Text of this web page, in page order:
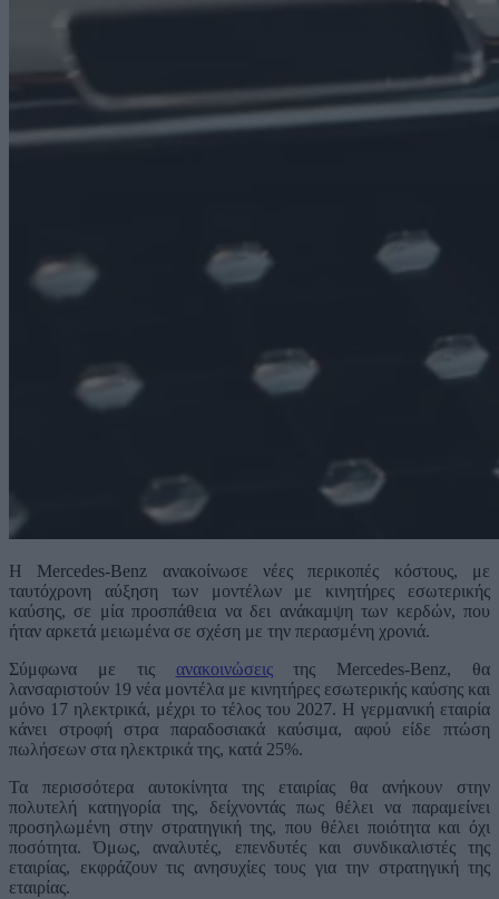
Η Mercedes-Benz ανακοίνωσε νέες περικοπές κόστους, με
ταυτόχρονη αύξηση των μοντέλων με κινητήρες εσωτερικής
καύσης, σε μία προσπάθεια να δει ανάκαμψη των κερδών, που
ήταν αρκετά μειωμένα σε σχέση με την περασμένη χρονιά.
Σύμφωνα με τις ανακοινώσειςτης Mercedes-Benz, θα
λανσαριστούν 19 νέα μοντέλα με κινητήρες εσωτερικής καύσης και
μόνο 17 ηλεκτρικά, μέχρι το τέλος του 2027. Η γερμανική εταιρία
κάνει στροφή στρα παραδοσιακά καύσιμα, αφού είδε πτώση
πωλήσεων στα ηλεκτρικά της, κατά 25%.
Τα περισσότερα αυτοκίνητα της εταιρίας θα ανήκουν στην
πολυτελή κατηγορία της, δείχνοντάς πως θέλει να παραμείνει
προσηλωμένη στην στρατηγική της, που θέλει ποιότητα και όχι
ποσότητα. Όμως, αναλυτές, επενδυτές και συνδικαλιστές της
εταιρίας, εκφράζουν τις ανησυχίες τους για την στρατηγική της
εταιρίας.